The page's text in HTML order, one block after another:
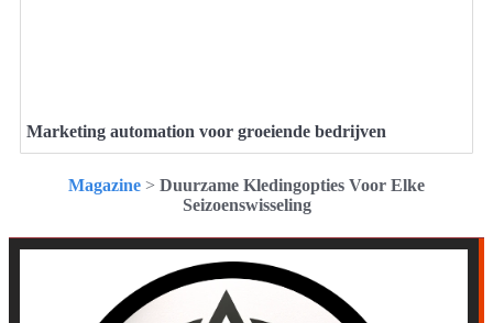
Marketing automation voor groeiende bedrijven
Magazine > Duurzame Kledingopties Voor Elke
Seizoenswisseling